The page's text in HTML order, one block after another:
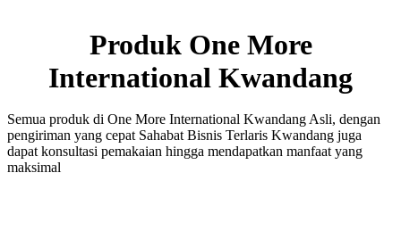
Produk One More
International Kwandang
Semua produk di One More International Kwandang Asli, dengan
pengiriman yang cepat Sahabat Bisnis Terlaris Kwandang juga
dapat konsultasi pemakaian hingga mendapatkan manfaat yang
maksimal